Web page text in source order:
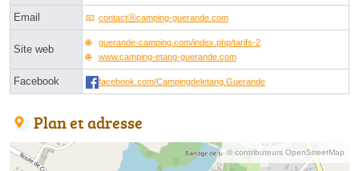
Email contactⓐcamping-guerande.com
Site web
guerande-camping.com/index.php/tarifs-2
www.camping-etang-guerande.com
Facebook facebook.com/Campingdeletang.Guerande
Plan et adresse
© contributeurs OpenStreetMap